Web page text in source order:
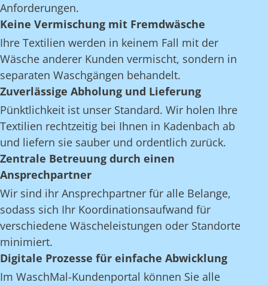
Anforderungen.
Keine Vermischung mit Fremdwäsche
Ihre Textilien werden in keinem Fall mit der
Wäsche anderer Kunden vermischt, sondern in
separaten Waschgängen behandelt.
Zuverlässige Abholung und Lieferung
Pünktlichkeit ist unser Standard. Wir holen Ihre
Textilien rechtzeitig bei Ihnen in Kadenbach ab
und liefern sie sauber und ordentlich zurück.
Zentrale Betreuung durch einen
Ansprechpartner
Wir sind ihr Ansprechpartner für alle Belange,
sodass sich Ihr Koordinationsaufwand für
verschiedene Wäscheleistungen oder Standorte
minimiert.
Digitale Prozesse für einfache Abwicklung
Im WaschMal-Kundenportal können Sie alle